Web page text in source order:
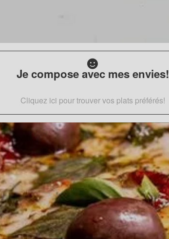
Je compose avec mes envies!
Cliquez ici pour trouver vos plats préférés!